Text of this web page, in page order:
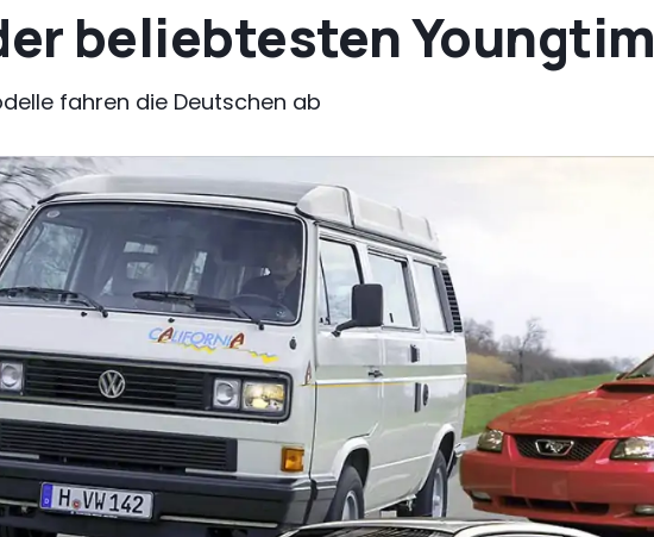
beliebtesten
fahren die Deutschen ab